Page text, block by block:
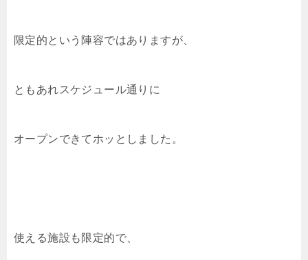
限定的という陣容ではありますが、
ともあれスケジュール通りに
オープンできてホッとしました。
使える施設も限定的で、